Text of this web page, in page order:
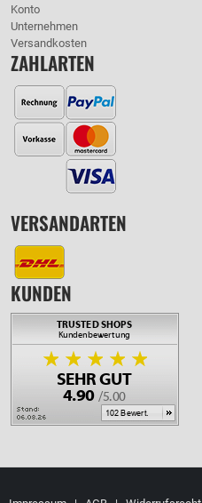
Konto
Unternehmen
Versandkosten
ZAHLARTEN
VERSANDARTEN
KUNDEN